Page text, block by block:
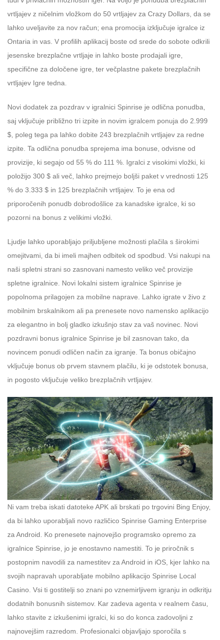
vrtljajev z ničelnim vložkom do 50 vrtljajev za Crazy Dollars, da se
lahko uveljavite za nov račun; ena promocija izključuje igralce iz
Ontaria in vas. V profilih aplikacij boste od srede do sobote odkrili
jesenske brezplačne vrtljaje in lahko boste prodajali igre,
specifične za določene igre, ter večplastne pakete brezplačnih
vrtljajev Igre tedna.
Novi dodatek za pozdrav v igralnici Spinrise je odlična ponudba,
saj vključuje približno tri izpite in novim igralcem ponuja do 2.999
$, poleg tega pa lahko dobite 243 brezplačnih vrtljajev za redne
izpite. Ta odlična ponudba sprejema ima bonuse, odvisne od
provizije, ki segajo od 55 % do 111 %. Igralci z visokimi vložki, ki
položijo 300 $ ali več, lahko prejmejo boljši paket v vrednosti 125
% do 3.333 $ in 125 brezplačnih vrtljajev. To je ena od
priporočenih ponudb dobrodošlice za kanadske igralce, ki so
pozorni na bonus z velikimi vložki.
Ljudje lahko uporabljajo priljubljene možnosti plačila s širokimi
omejitvami, da bi imeli majhen odbitek od spodbud. Vsi nakupi na
naši spletni strani so zasnovani namesto veliko več provizije
spletne igralnice. Novi lokalni sistem igralnice Spinrise je
popolnoma prilagojen za mobilne naprave. Lahko igrate v živo z
mobilnim brskalnikom ali pa prenesete novo namensko aplikacijo
za elegantno in bolj gladko izkušnjo stav za vaš novinec. Novi
pozdravni bonus igralnice Spinrise je bil zasnovan tako, da
novincem ponudi odličen način za igranje. Ta bonus običajno
vključuje bonus ob prvem stavnem plačilu, ki je odstotek bonusa,
in pogosto vključuje veliko brezplačnih vrtljajev.
Ni vam treba iskati datoteke APK ali brskati po trgovini Bing Enjoy,
da bi lahko uporabljali novo različico Spinrise Gaming Enterprise
za Android. Ko prenesete najnovejšo programsko opremo za
igralnice Spinrise, jo je enostavno namestiti. To je priročnik s
postopnim navodili za namestitev za Android in iOS, kjer lahko na
svojih napravah uporabljate mobilno aplikacijo Spinrise Local
Casino. Vsi ti gostitelji so znani po vznemirljivem igranju in odkritju
dodatnih bonusnih sistemov. Kar zadeva agenta v realnem času,
lahko stavite z izkušenimi igralci, ki so do konca zadovoljni z
najnovejšim razredom. Profesionalci objavljajo sporočila s